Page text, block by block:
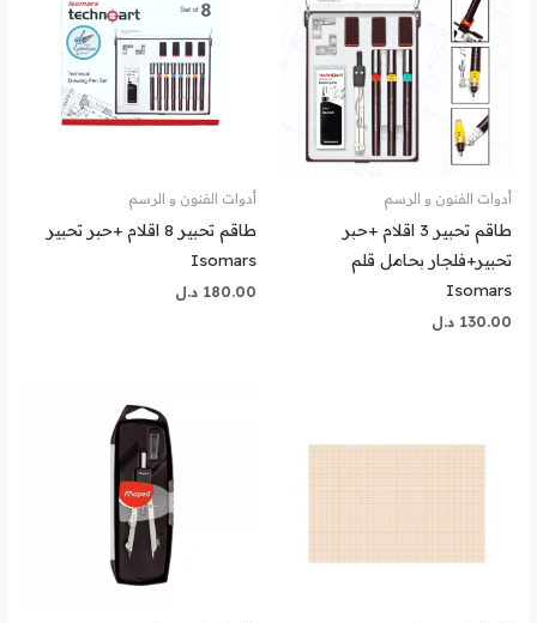
أدوات الفنون و الرسم
⁦طاقم تحبير 3 اقلام +حبر
تحبير+فلجار بحامل قلم
Isomars⁩
130.00 د.ل
أدوات الفنون و الرسم
طاقم تحبير 8 اقلام +حبر تحبير
Isomars
180.00 د.ل